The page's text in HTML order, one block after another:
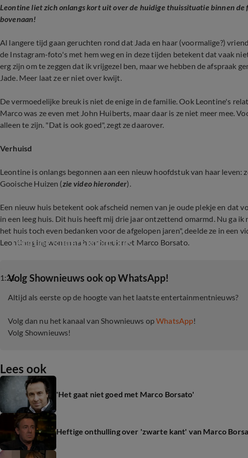
Leontine liet zich onlangskort uit over de huidige thuissituatie binnen de
bovenaan!
Al langere tijd gaan geruchten rond dat Jada en haar (voormalige?)
de Instagram-foto's met hem weg en in deze tijden betekent dat vaak
erg zijn om te zeggen dat ik vrijgezel ben, maar we hebben de afspraak
Jade. Meer laat ze er niet over kwijt.
De vermoedelijke breuk is niet de enige in de familie. Ook Leontine's
Marco was ze even met John Huiberts, maar daar is ze niet meer mee.
alleen te zijn. "Dat is ook goed", zegt ze daarover.
Verhuisd
Leontine is onlangs begonnen aan een nieuw hoofdstuk van haar leven:
Gooische Huizen (zie video hieronder).
Een nieuw huis betekent ook afscheid nemen van je oude plekje en dat
in een leeg huis. Dit huis heeft mij drie jaar ontzettend omarmd. Nu ga ik
het huis toch even bedanken voor de afgelopen jaren", deelde ze in een
Leontine ging wonen na haar breuk met Marco Borsato.
1:21
Leontine Ruiters koopt huis
‎Volg Shownieuws ook op WhatsApp!
Altijd als eerste op de hoogte van het laatste entertainmentnieuws?
Volg dan nu het kanaal van Shownieuws opWhatsApp!
Volg Shownieuws!
Lees ook
'Het gaat niet goed met Marco Borsato'
Heftige onthulling over 'zwarte kant' van Marco